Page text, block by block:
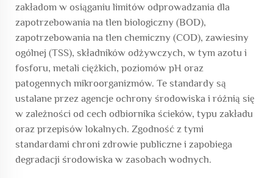
zakładom w osiąganiu limitów odprowadzania dla
zapotrzebowania na tlen biologiczny (BOD),
zapotrzebowania na tlen chemiczny (COD), zawiesiny
ogólnej (TSS), składników odżywczych, w tym azotu i
fosforu, metali ciężkich, poziomów pH oraz
patogennych mikroorganizmów. Te standardy są
ustalane przez agencje ochrony środowiska i różnią się
w zależności od cech odbiornika ścieków, typu zakładu
oraz przepisów lokalnych. Zgodność z tymi
standardami chroni zdrowie publiczne i zapobiega
degradacji środowiska w zasobach wodnych.